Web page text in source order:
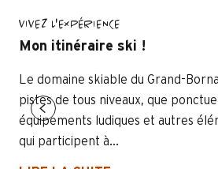
VIVEZ L'EXPÉRIENCE
Mon itinéraire ski !
Le domaine skiable du Grand-
pistes de tous niveaux, que
équipements ludiques et autres
qui participent à...